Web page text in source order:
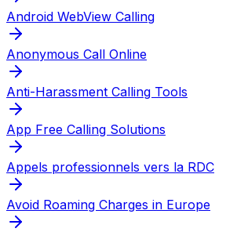
Android WebView Calling
Anonymous Call Online
Anti-Harassment Calling Tools
App Free Calling Solutions
Appels professionnels vers la RDC
Avoid Roaming Charges in Europe